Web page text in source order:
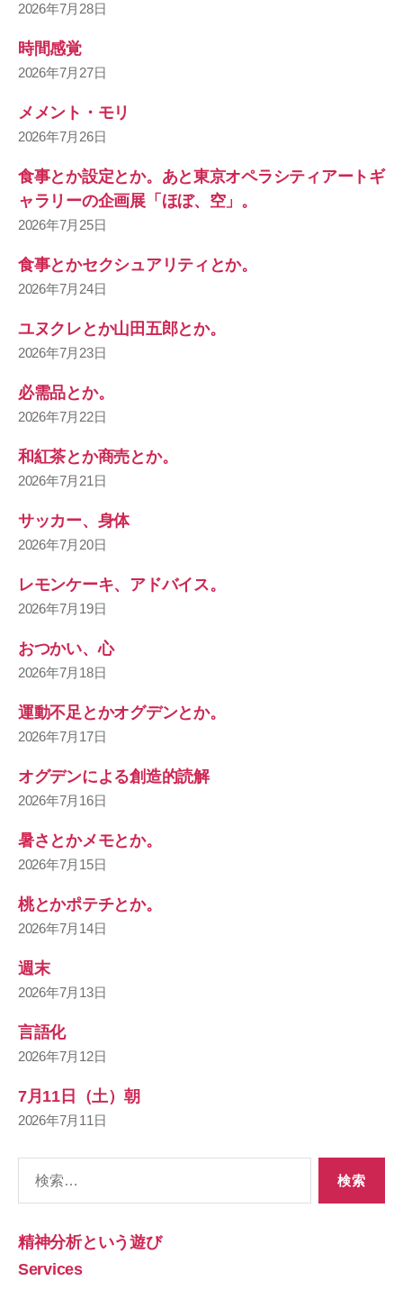
2026年7月28日
時間感覚
2026年7月27日
メメント・モリ
2026年7月26日
食事とか設定とか。あと東京オペラシティアートギ
ャラリーの企画展「ほぼ、空」。
2026年7月25日
食事とかセクシュアリティとか。
2026年7月24日
ユヌクレとか山田五郎とか。
2026年7月23日
必需品とか。
2026年7月22日
和紅茶とか商売とか。
2026年7月21日
サッカー、身体
2026年7月20日
レモンケーキ、アドバイス。
2026年7月19日
おつかい、心
2026年7月18日
運動不足とかオグデンとか。
2026年7月17日
オグデンによる創造的読解
2026年7月16日
暑さとかメモとか。
2026年7月15日
桃とかポテチとか。
2026年7月14日
週末
2026年7月13日
言語化
2026年7月12日
7月11日（土）朝
2026年7月11日
象:
精神分析という遊び
Services